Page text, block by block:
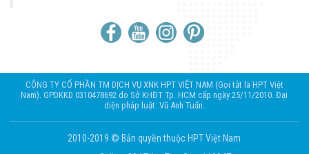
CÔNG TY CỔ PHẦN TM DỊCH VỤ XNK HPT VIỆT NAM (Gọi tắt là HPT Việt
Nam). GPDKKD 0310478692 do Sở KHĐT Tp. HCM cấp ngày 25/11/2010. Đại
diện pháp luật: Vũ Anh Tuấn.
2010-2019 © Bản quyền thuộc HPT Việt Nam